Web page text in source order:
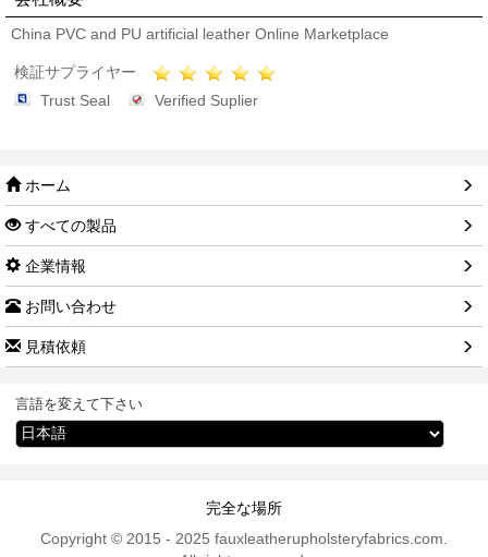
China PVC and PU artificial leather Online Marketplace
検証サプライヤー
Trust Seal
Verified Suplier
ホーム
すべての製品
企業情報
お問い合わせ
見積依頼
言語を変えて下さい
完全な場所
Copyright © 2015 - 2025 fauxleatherupholsteryfabrics.com.